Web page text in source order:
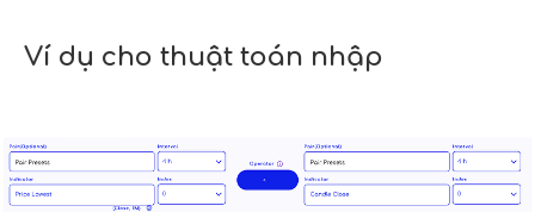
Ví dụ cho thuật toán nhập